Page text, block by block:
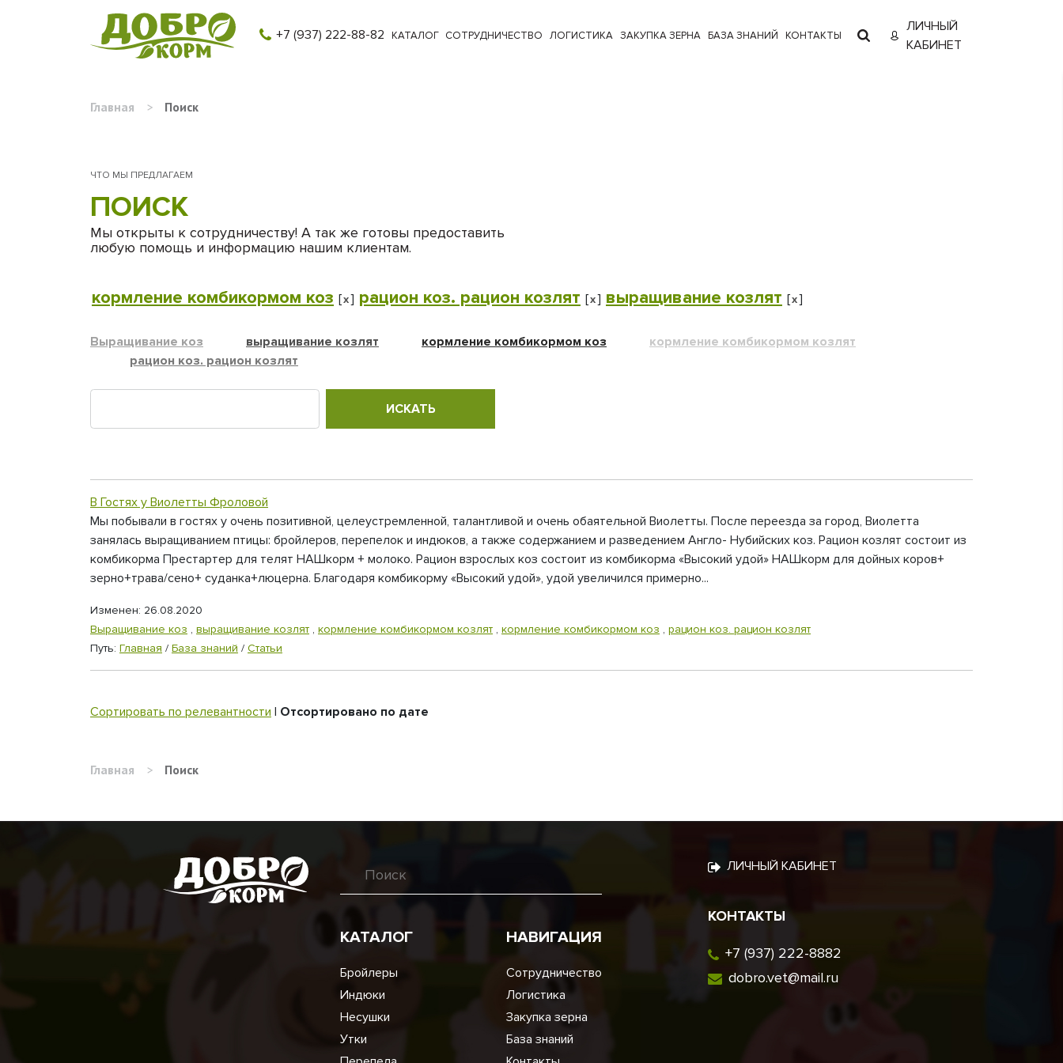
+7 (937) 222-88-82 КАТАЛОГ СОТРУДНИЧЕСТВО ЛОГИСТИКА ЗАКУПКА ЗЕРНА БАЗА ЗНАНИЙ КОНТАКТЫ
ЛИЧНЫЙ
КАБИНЕТ
Главная > Поиск
ЧТО МЫ ПРЕДЛАГАЕМ
ПОИСК
Мы открыты к сотрудничеству! А так же готовы предоставить
любую помощь и информацию нашим клиентам.
кормление комбикормом коз [x] рацион коз. рацион козлят [x] выращивание козлят [x]
Выращивание коз выращивание козлят кормление комбикормом коз
кормление комбикормом козлят
рацион коз. рацион козлят
В Гостях у Виолетты Фроловой
Мы побывали в гостях у очень позитивной, целеустремленной, талантливой и очень обаятельной Виолетты. После переезда за город, Виолетта
занялась выращиванием птицы: бройлеров, перепелок и индюков, а также содержанием и разведением Англо- Нубийских коз. Рацион козлят состоит из
комбикорма Престартер для телят НАШкорм + молоко. Рацион взрослых коз состоит из комбикорма «Высокий удой» НАШкорм для дойных коров+
зерно+трава/сено+ суданка+люцерна. Благодаря комбикорму «Высокий удой», удой увеличился примерно...
Изменен: 26.08.2020
Выращивание коз , выращивание козлят , кормление комбикормом козлят , кормление комбикормом коз , рацион коз. рацион козлят
Путь: Главная / База знаний / Статьи
Сортировать по релевантности | Отсортировано по дате
Главная > Поиск
КАТАЛОГ
Бройлеры
Индюки
Несушки
Утки
НАВИГАЦИЯ
Сотрудничество
Логистика
Закупка зерна
База знаний
ЛИЧНЫЙ КАБИНЕТ
КОНТАКТЫ
+7 (937) 222-8882
dobro.vet@mail.ru